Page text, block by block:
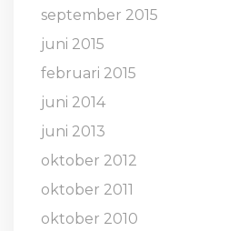
september 2015
juni 2015
februari 2015
juni 2014
juni 2013
oktober 2012
oktober 2011
oktober 2010